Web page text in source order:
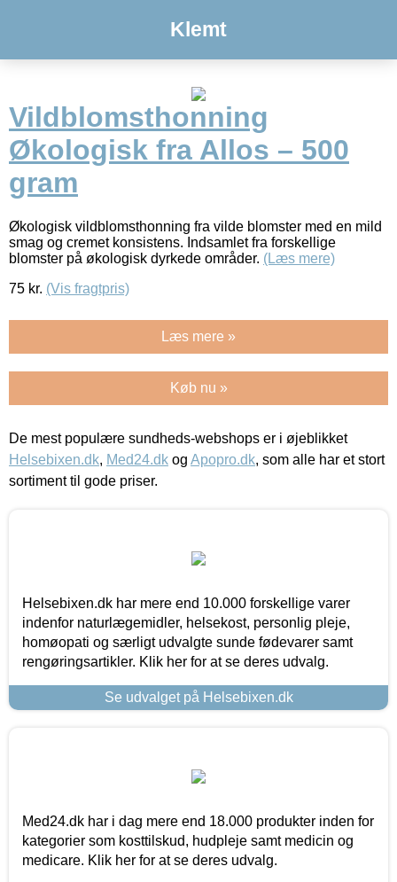
Klemt
Vildblomsthonning
Økologisk fra Allos – 500
gram
Økologisk vildblomsthonning fra vilde blomster med en mild
smag og cremet konsistens. Indsamlet fra forskellige
blomster på økologisk dyrkede områder. (Læs mere)
75 kr. (Vis fragtpris)
Læs mere »
Køb nu »
De mest populære sundheds-webshops er i øjeblikket
Helsebixen.dk, Med24.dk og Apopro.dk, som alle har et stort
sortiment til gode priser.
Helsebixen.dk har mere end 10.000 forskellige varer
indenfor naturlægemidler, helsekost, personlig pleje,
homøopati og særligt udvalgte sunde fødevarer samt
rengøringsartikler. Klik her for at se deres udvalg.
Se udvalget på Helsebixen.dk
Med24.dk har i dag mere end 18.000 produkter inden for
kategorier som kosttilskud, hudpleje samt medicin og
medicare. Klik her for at se deres udvalg.